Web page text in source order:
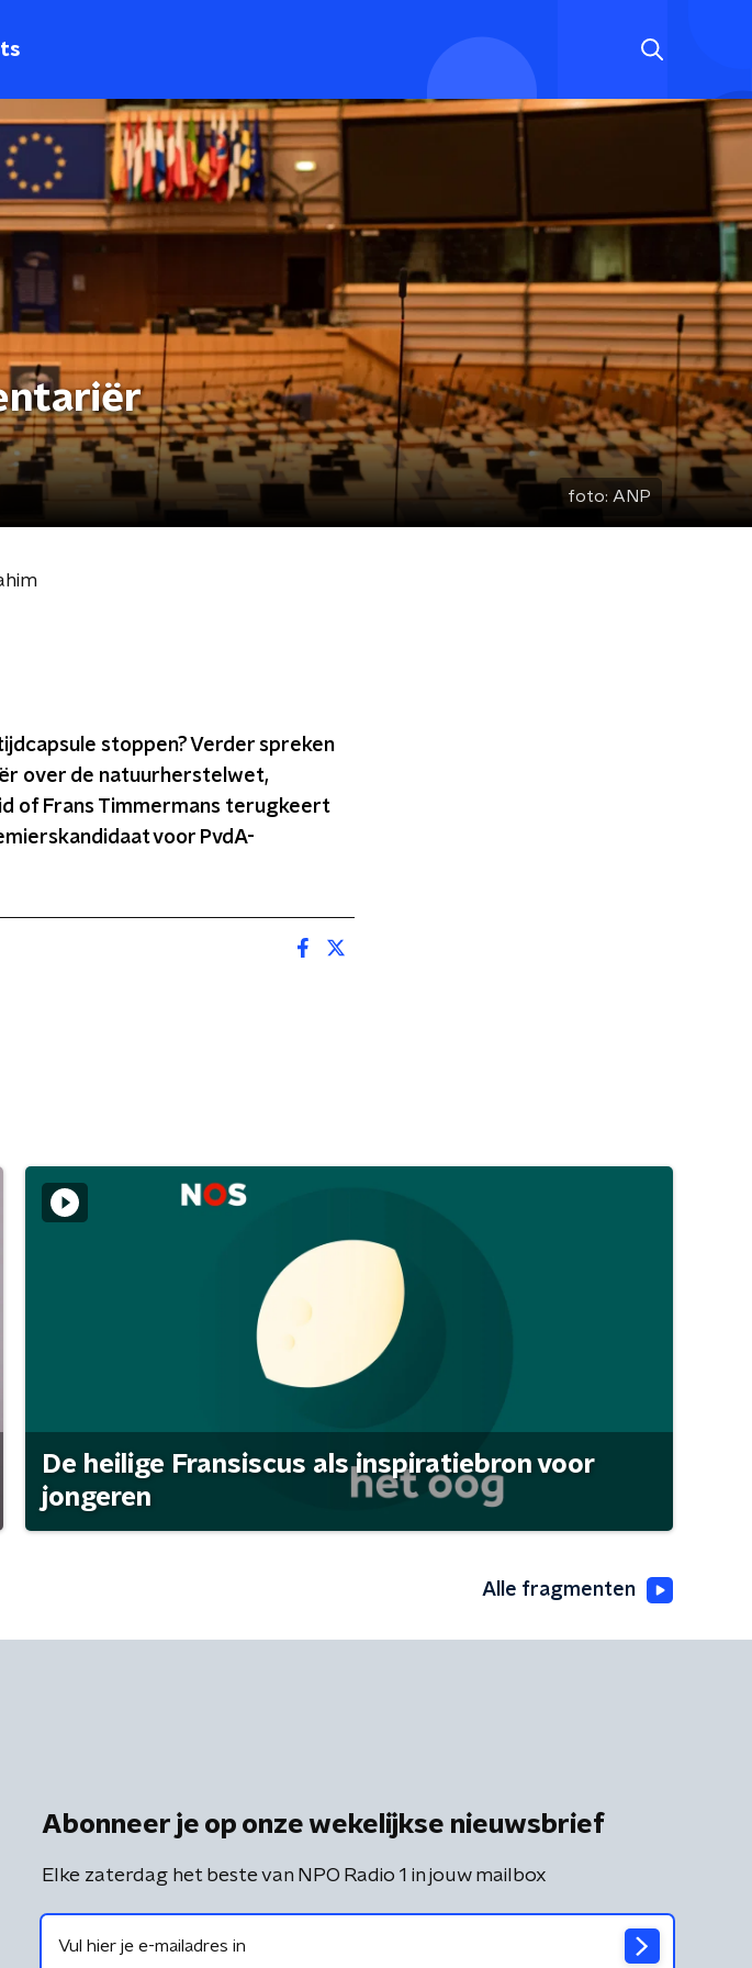
foto: ANP
stoppen? Verder spreken
over de natuurherstelwet,
of Frans Timmermans terugkeert
voor PvdA-
De heilige Fransiscus als inspiratiebron voor
jongeren
Alle fragmenten
Abonneer je op onze wekelijkse nieuwsbrief
Elke zaterdag het beste van NPO Radio 1 in jouw mailbox